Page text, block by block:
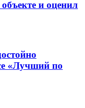
и оценил
«Лучший по